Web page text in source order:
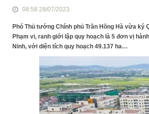
08:58 28/07/2023
Phó Thủ tướng Chính phủ Trần Hồng Hà vừa ký
Phạm vi, ranh giới lập quy hoạch là 5 đơn vị
Ninh, với diện tích quy hoạch 49.137 ha…